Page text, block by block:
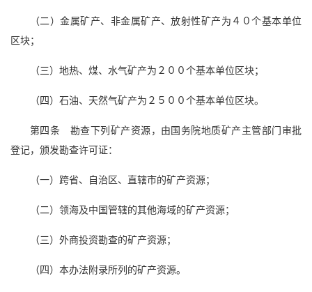
（二）金属矿产、非金属矿产、放射性矿产为４０个基本单位
区块；
（三）地热、煤、水气矿产为２００个基本单位区块；
（四）石油、天然气矿产为２５００个基本单位区块。
第四条 勘查下列矿产资源，由国务院地质矿产主管部门审批
登记，颁发勘查许可证：
（一）跨省、自治区、直辖市的矿产资源；
（二）领海及中国管辖的其他海域的矿产资源；
（三）外商投资勘查的矿产资源；
（四）本办法附录所列的矿产资源。